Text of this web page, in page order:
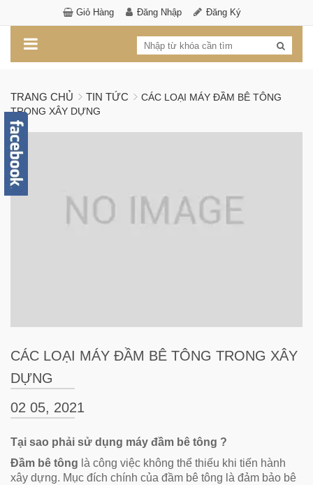
Giỏ Hàng Đăng Nhập Đăng Ký
TRANG CHỦ TIN TỨC
CÁC LOẠI MÁY ĐẦM BÊ TÔNG
TRONG XÂY DỰNG
CÁC LOẠI MÁY ĐẦM BÊ TÔNG TRONG XÂY
DỰNG
02 05, 2021
Tại sao phải sử dụng máy đầm bê tông ?
Đầm bê tông là công việc không thể thiếu khi tiến hành
xây dựng. Mục đích chính của đầm bê tông là đảm bảo bê